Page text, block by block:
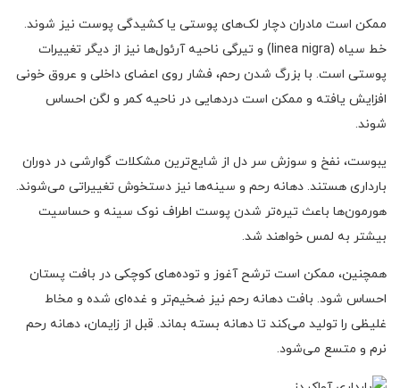
ممکن است مادران دچار لک‌های پوستی یا کشیدگی پوست نیز شوند.
خط سیاه (linea nigra) و تیرگی ناحیه آرئول‌ها نیز از دیگر تغییرات
پوستی است. با بزرگ شدن رحم، فشار روی اعضای داخلی و عروق خونی
افزایش یافته و ممکن است دردهایی در ناحیه کمر و لگن احساس
شوند.
یبوست، نفخ و سوزش سر دل از شایع‌ترین مشکلات گوارشی در دوران
بارداری هستند. دهانه رحم و سینه‌ها نیز دستخوش تغییراتی می‌شوند.
هورمون‌ها باعث تیره‌تر شدن پوست اطراف نوک سینه و حساسیت
بیشتر به لمس خواهند شد.
همچنین، ممکن است ترشح آغوز و توده‌های کوچکی در بافت پستان
احساس شود. بافت دهانه رحم نیز ضخیم‌تر و غده‌ای شده و مخاط
غلیظی را تولید می‌کند تا دهانه بسته بماند. قبل از زایمان، دهانه رحم
نرم و متسع می‌شود.